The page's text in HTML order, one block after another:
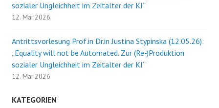
sozialer Ungleichheit im Zeitalter der KI“
12. Mai 2026
Antrittsvorlesung Prof.in Dr.in Justina Stypinska (12.05.26):
„Equality will not be Automated. Zur (Re-)Produktion
sozialer Ungleichheit im Zeitalter der KI“
12. Mai 2026
KATEGORIEN